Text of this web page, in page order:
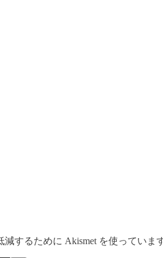
するために Akismet を使っています